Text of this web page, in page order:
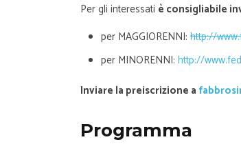
Per gli interessati è consigliabile
per MAGGIORENNI: http://
per MINORENNI: http://
Inviare la preiscrizione a
Programma